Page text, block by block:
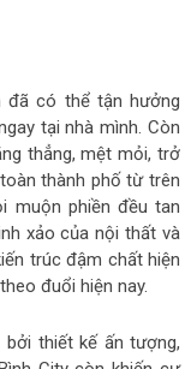
đã có thể tận hưởng
tại nhà mình. Còn
thẳng, mệt mỏi, trở
thành phố từ trên
muộn phiền đều tan
xảo của nội thất và
trúc đậm chất hiện
đuổi hiện nay.
thiết kế ấn tượng,